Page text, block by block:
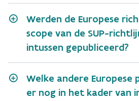
Werden de Europese
scope van de SUP-
intussen gepubliceerd?
Welke andere Europese
er nog in het kader van